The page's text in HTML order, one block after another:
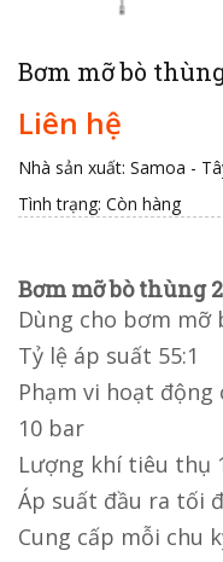
Bơm mỡ bò
Liên hệ
Nhà sản xuất: Samoa -
Tình trạng: Còn hàng
Bơm mỡ bò thùng
Dùng cho bơm mỡ
Tỷ lệ áp suất 55:1
Phạm vi hoạt động
10 bar
Lượng khí tiêu thụ
Áp suất đầu ra tối
Cung cấp mỗi chu